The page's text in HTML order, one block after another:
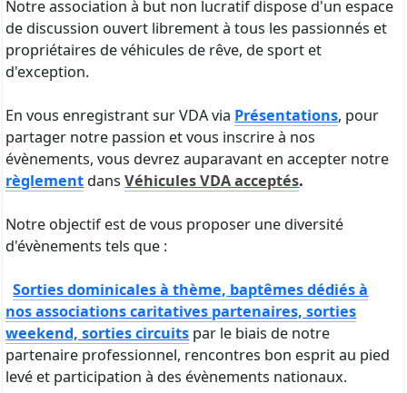
propriétaires de véhicules de rêve, de sport et
d'exception.
En vous enregistrant sur VDA via
évènements, vous devrez auparavant en accepter notre
règlementdansVéhicules VDA acceptés.
Notre objectif est de vous proposer une diversité
Sorties dominicales à thème, baptêmes dédiés à
weekend, sorties circuitspar le biais de notre
partenaire professionnel, rencontres bon esprit au pied
levé et participation à des évènements nationaux.
Devenir membre ne suppose aucune cotisation sur